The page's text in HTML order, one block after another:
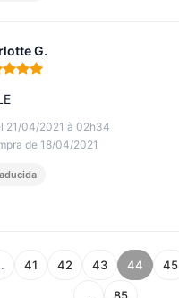
G.
5 de 5
21/04/2021 à 02h34
de 18/04/2021
41 42 43 44 45